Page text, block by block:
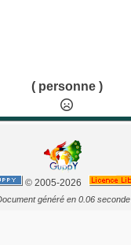
( personne )
© 2005-2026
généré en 0.06 seconde